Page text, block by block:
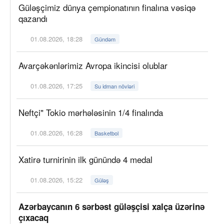
Güləşçimiz dünya çempionatının finalına vəsiqə
qazandı
01.08.2026, 18:28 Gündəm
Avarçəkənlərimiz Avropa ikincisi olublar
01.08.2026, 17:25 Su idman növləri
Neftçi" Tokio mərhələsinin 1/4 finalında
01.08.2026, 16:28 Basketbol
Xatirə turnirinin ilk günündə 4 medal
01.08.2026, 15:22 Güləş
Azərbaycanın 6 sərbəst güləşçisi xalça üzərinə
çıxacaq